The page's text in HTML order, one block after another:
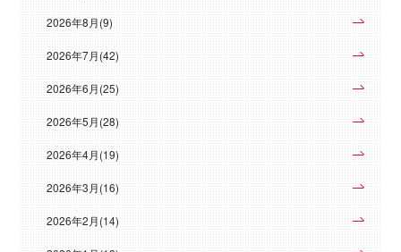
2026年8月(9)
2026年7月(42)
2026年6月(25)
2026年5月(28)
2026年4月(19)
2026年3月(16)
2026年2月(14)